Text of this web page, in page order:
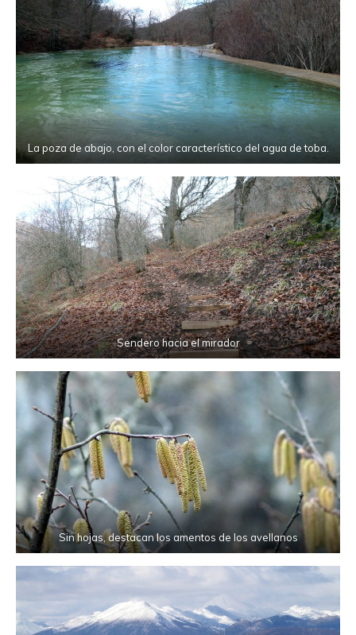
La poza de abajo, con el color característico del agua de toba.
Sendero hacia el mirador
Sin hojas, destacan los amentos de los avellanos